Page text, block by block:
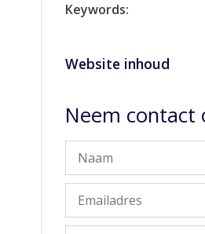
Keywords:
Website inhoud
Neem